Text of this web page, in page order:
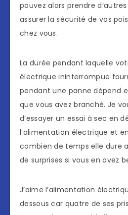
pouvez alors prendre
assurer la sécurité de vos
chez vous.
La durée pendant laquelle
électrique ininterrompue
pendant une panne dépend
que vous avez branché. Je
d’essayer un essai à sec en
l’alimentation électrique et
combien de temps elle dure
de surprises si vous en avez
J’aime l’alimentation
dessous car quatre de ses